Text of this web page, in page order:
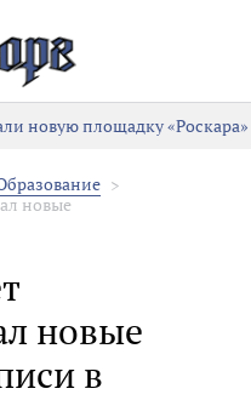
новую площадку «Роскара»
новые
новые
в